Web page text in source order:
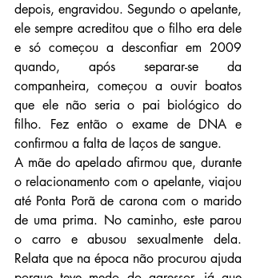
depois, engravidou. Segundo o apelante,
ele sempre acreditou que o filho era dele
e só começou a desconfiar em 2009
quando, após separar-se da
companheira, começou a ouvir boatos
que ele não seria o pai biológico do
filho. Fez então o exame de DNA e
confirmou a falta de laços de sangue.
A mãe do apelado afirmou que, durante
o relacionamento com o apelante, viajou
até Ponta Porã de carona com o marido
de uma prima. No caminho, este parou
o carro e abusou sexualmente dela.
Relata que na época não procurou ajuda